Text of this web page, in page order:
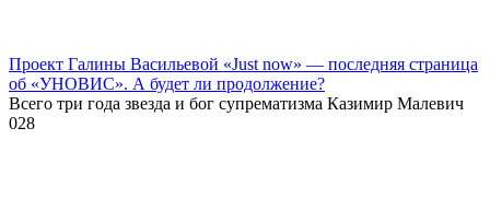
Проект Галины Васильевой «Just now» — последняя страница
об «УНОВИС». А будет ли продолжение?
Всего три года звезда и бог супрематизма Казимир Малевич
028